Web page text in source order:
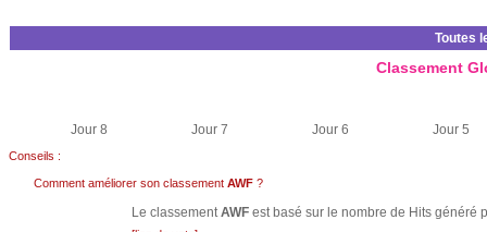
Toutes
Classement
Jour 8 Jour 7 Jour 6 Jour 5
Conseils :
Comment améliorer son classement AWF ?
Le classementAWF est basé sur le nombre de Hits généré